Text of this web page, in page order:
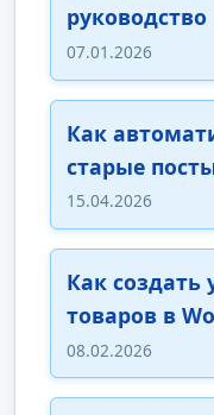
руководство
07.01.2026
Как
старые
15.04.2026
Как создать
товаров в
08.02.2026